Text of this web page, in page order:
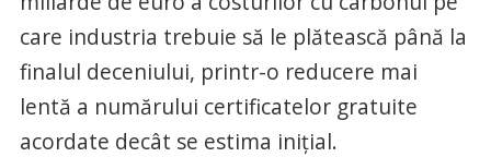
care industria trebuie să le plătească până la
finalul deceniului, printr-o reducere mai
lentă a numărului certificatelor gratuite
acordate decât se estima iniţial.